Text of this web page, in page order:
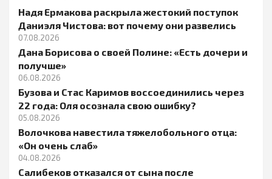
Надя Ермакова раскрыла жестокий поступок
Даниэля Чистова: вот почему они развелись
07.08.2026
Дана Борисова о своей Полине: «Есть дочери и
получше»
06.08.2026
Бузова и Стас Каримов воссоединились через
22 года: Оля осознала свою ошибку?
05.08.2026
Волочкова навестила тяжелобольного отца:
«Он очень слаб»
04.08.2026
Салибеков отказался от сына после